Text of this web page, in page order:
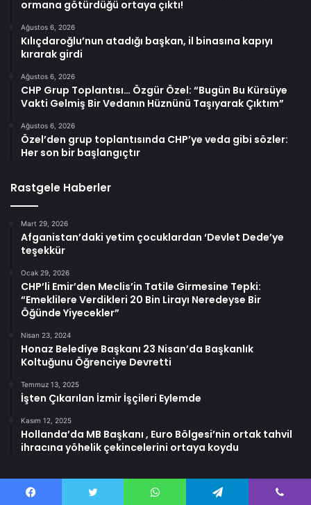
ormana götürdüğü ortaya çıktı!
Ağustos 6, 2026
Kılıçdaroğlu’nun atadığı başkan, il binasına kapıyı
kırarak girdi
Ağustos 6, 2026
CHP Grup Toplantısı… Özgür Özel: “Bugün Bu Kürsüye
Vakti Gelmiş Bir Vedanın Hüznünü Taşıyarak Çıktım”
Ağustos 6, 2026
Özel’den grup toplantısında CHP’ye veda gibi sözler:
Her son bir başlangıçtır
Rastgele Haberler
Mart 29, 2026
Afganistan’daki yetim çocuklardan ‘Devlet Dede’ye
teşekkür
Ocak 29, 2026
CHP’li Emir’den Meclis’in Tatile Girmesine Tepki:
“Emeklilere Verdikleri 20 Bin Lirayı Neredeyse Bir
Öğünde Yiyecekler”
Nisan 23, 2024
Honaz Belediye Başkanı 23 Nisan’da Başkanlık
Koltuğunu Öğrenciye Devretti
Temmuz 13, 2025
İşten Çıkarılan İzmir İşçileri Eylemde
Kasım 12, 2025
Hollanda’da MB Başkanı , Euro Bölgesi’nin ortak tahvil
ihracına yöhelik çekincelerini ortaya koydu